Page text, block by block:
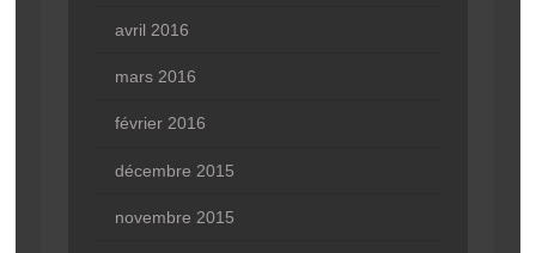
avril 2016
mars 2016
février 2016
décembre 2015
novembre 2015